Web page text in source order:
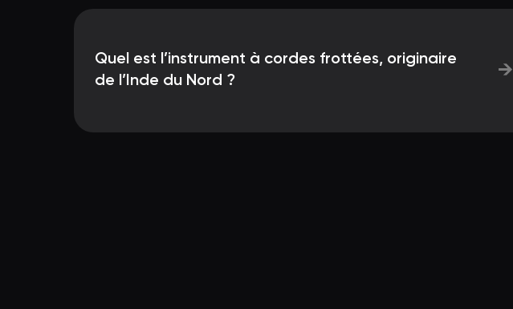
Quel est l’instrument à cordes frottées, originaire
de l’Inde du Nord ?
→